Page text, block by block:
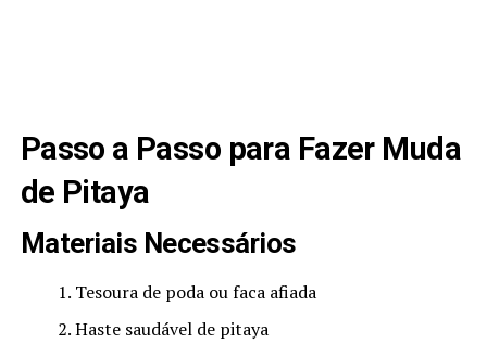
Passo a Passo para Fazer Muda
de Pitaya
Materiais Necessários
Tesoura de poda ou faca afiada
Haste saudável de pitaya